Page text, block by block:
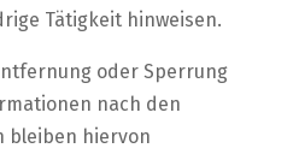
Tätigkeit hinweisen.
oder Sperrung
nach den
bleiben hiervon